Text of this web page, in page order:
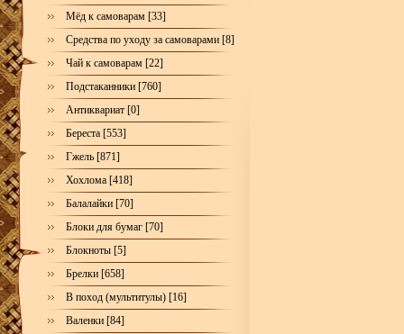
Мёд к самоварам [33]
Средства по уходу за самоварами [8]
Чай к самоварам [22]
Подстаканники [760]
Антиквариат [0]
Береста [553]
Гжель [871]
Хохлома [418]
Балалайки [70]
Блоки для бумаг [70]
Блокноты [5]
Брелки [658]
В поход (мультитулы) [16]
Валенки [84]